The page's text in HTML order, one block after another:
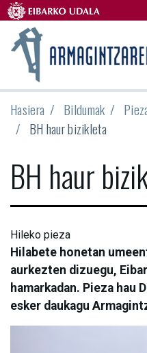
Hasiera Bildumak
BH haur bizikleta
BH haur
Hileko pieza
Hilabete honetan
aurkezten dizuegu,
hamarkadan. Pieza hau
esker daukagu